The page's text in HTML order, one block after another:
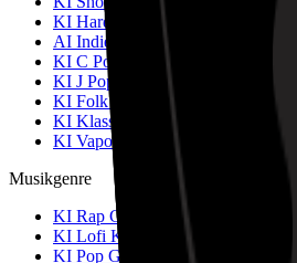
KI Hardcore Punk Musik Generator
AI Indie Rock Musik Generator
KI C Pop Musik Generator
KI J Pop Musik Generator
KI Folk Pop Musik Generator
KI Klassik Rock Musik Generator
KI Vaporwave Musik Generator
Musikgenre
KI Rap Generator
KI Lofi Konverter
KI Pop Generator